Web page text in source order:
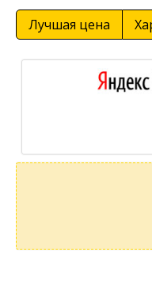
Лучшая цена